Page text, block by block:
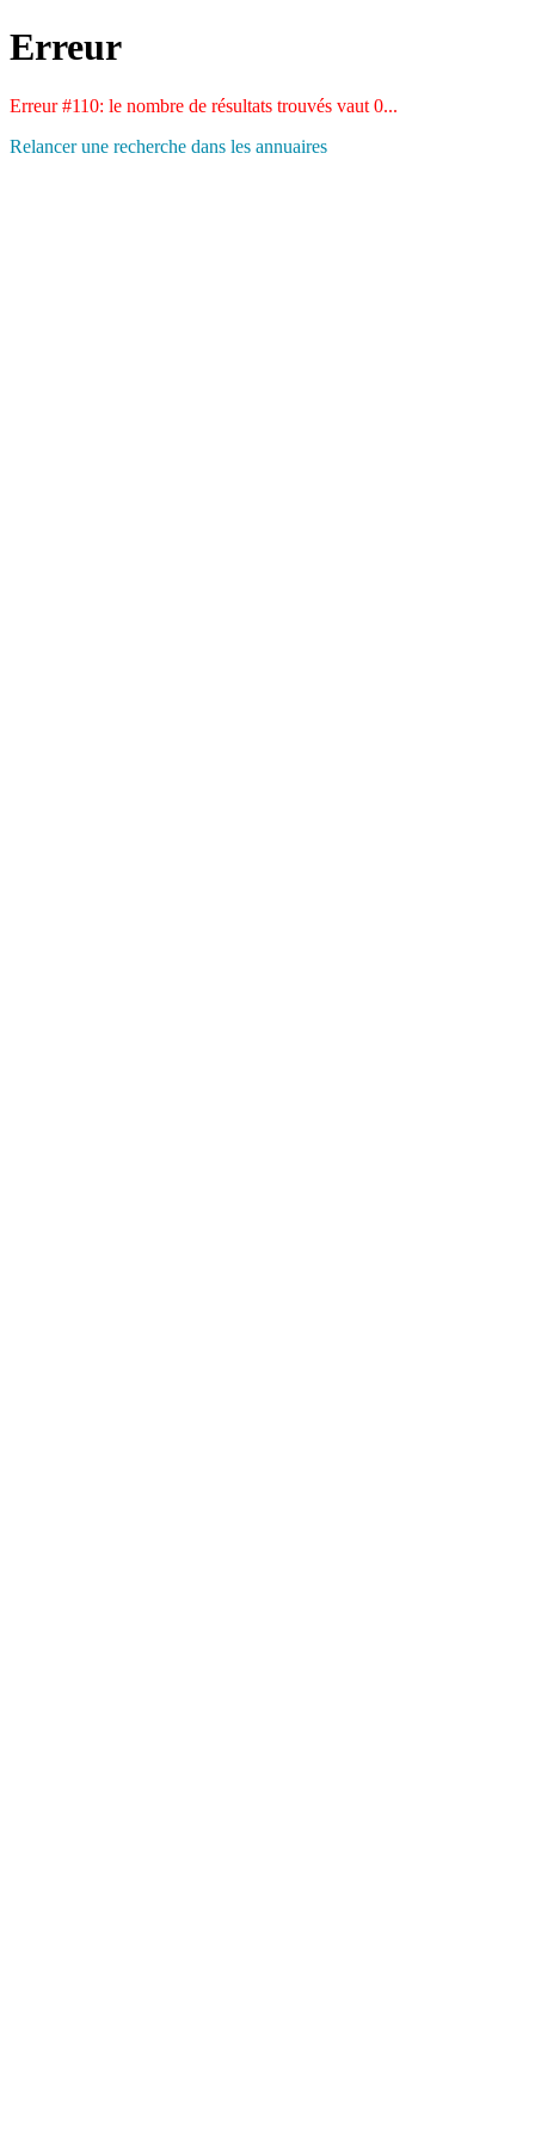
Erreur
Erreur #110: le nombre de résultats trouvés vaut 0...
Relancer une recherche dans les annuaires